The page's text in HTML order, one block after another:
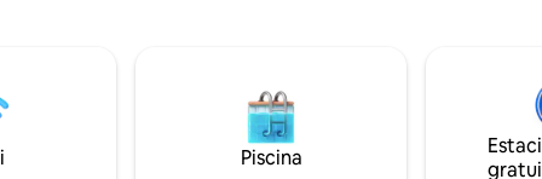
pessoal. Minigeladeira
água mineral e uma máquina
café. Serviço de limpeza diário fornecido.
Propriedade sem recursos de
acessibilidade ADA. Treze
Piscina